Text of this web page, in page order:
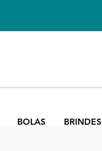
BOLAS BRINDES